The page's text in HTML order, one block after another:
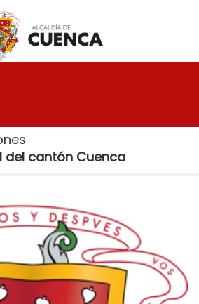
del cantón Cuenca